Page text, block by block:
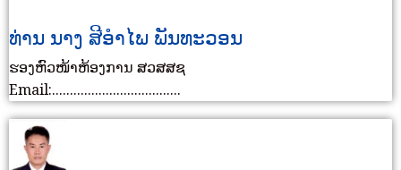
ທ່ານ ນາງ ສີອຳໄພ ພັນທະວອນ
ຮອງຫົວໜ້າຫ້ອງການ ສວສສຊ
Email:....................................